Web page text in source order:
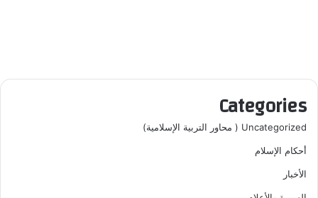
Categories
Uncategorized ( محاور التربية الإسلامية)
أحكام الإسلام
الأخبار